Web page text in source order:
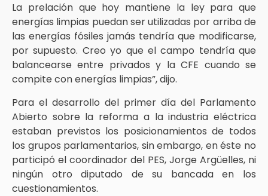
La prelación que hoy mantiene la ley para que
energías limpias puedan ser utilizadas por arriba de
las energías fósiles jamás tendría que modificarse,
por supuesto. Creo yo que el campo tendría que
balancearse entre privados y la CFE cuando se
compite con energías limpias”, dijo.
Para el desarrollo del primer día del Parlamento
Abierto sobre la reforma a la industria eléctrica
estaban previstos los posicionamientos de todos
los grupos parlamentarios, sin embargo, en éste no
participó el coordinador del PES, Jorge Argüelles, ni
ningún otro diputado de su bancada en los
cuestionamientos.